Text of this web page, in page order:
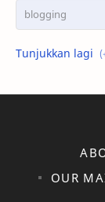
blogging
shopee
OUR